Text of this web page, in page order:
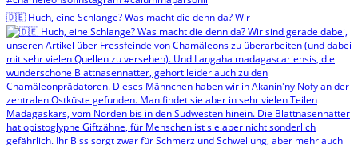
🇩🇪 Huch, eine Schlange? Was macht die denn da? Wir